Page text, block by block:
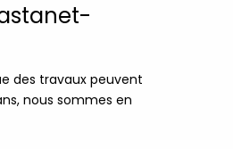
des travaux peuvent
nous sommes en